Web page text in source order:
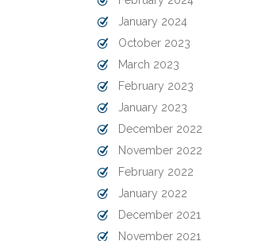
January 2024
October 2023
March 2023
February 2023
January 2023
December 2022
November 2022
February 2022
January 2022
December 2021
November 2021